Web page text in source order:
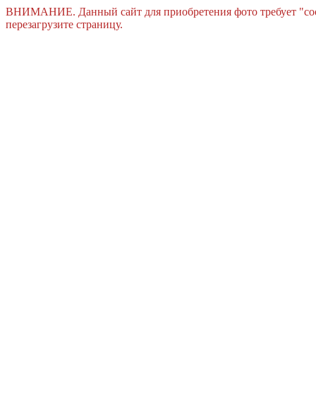
ВНИМАНИЕ. Данный сайт для приобретения фото требует
перезагрузите страницу.